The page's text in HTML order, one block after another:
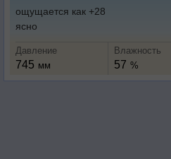
ощущается как +28
ясно
Давление
745 мм
Влажность
57 %